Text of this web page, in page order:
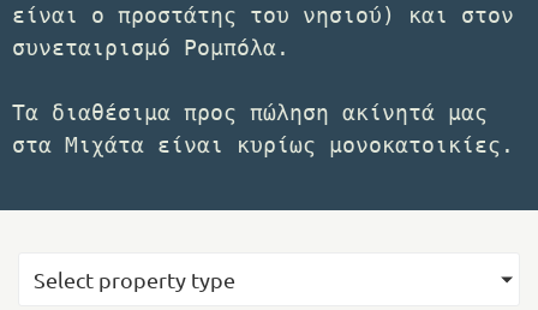
είναι ο προστάτης του νησιού) και στον
συνεταιρισμό Ρομπόλα.
Τα διαθέσιμα προς πώληση ακίνητά μας
στα Μιχάτα είναι κυρίως μονοκατοικίες.
Select property type